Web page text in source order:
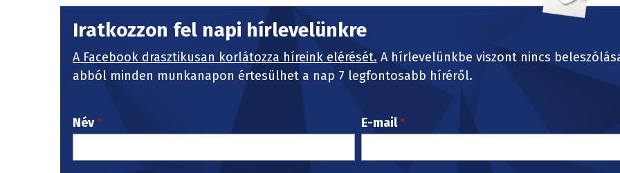
Iratkozzon fel napi hírlevelünkre
A Facebook drasztikusan korlátozza híreink elérését. A hírlevelünkbe viszont nincs
abból minden munkanapon értesülhet a nap 7 legfontosabb híréről.
Név E-mail